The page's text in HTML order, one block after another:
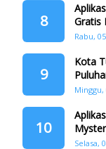
8
Gratis
Rabu,
9
Kota
Siap
Minggu,
10
Selasa,